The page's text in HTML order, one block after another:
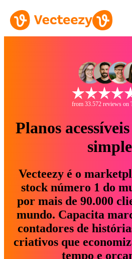
from 33.572 reviews on
Planos
Vecteezy é o
stock número 1 do
por mais de 90.000
mundo. Capacita
contadores de
criativos que
tempo e